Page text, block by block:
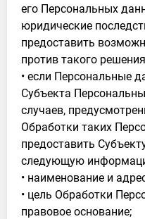
его Персональных
юридические
предоставить
против такого
• если Персональные
Субъекта
случаев,
Обработки таких
предоставить
следующую
• наименование и
• цель Обработки
правовое основание;